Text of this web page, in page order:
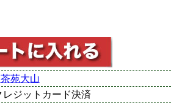
苑大山
ジットカード決済